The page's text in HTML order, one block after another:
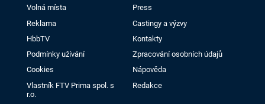
Volná místa
Press
Reklama
Castingy a výzvy
HbbTV
Kontakty
Podmínky užívání
Zpracování osobních údajů
Cookies
Nápověda
Vlastník FTV Prima spol. s
r.o.
Redakce